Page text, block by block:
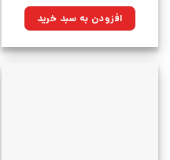
۴۲۵,۰۰۰تومان
بود.
۳۰۳,۸۷۵تومان.افزودن به سبد خرید